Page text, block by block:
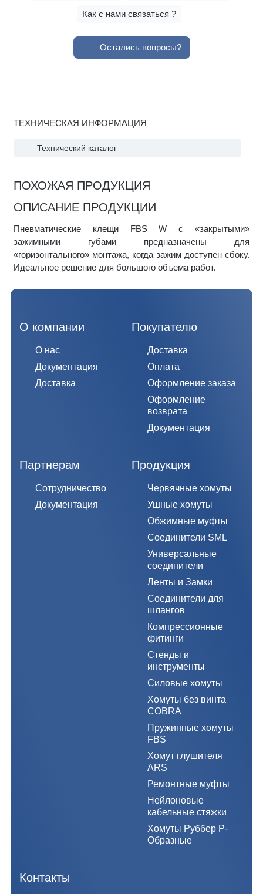
Как с нами связаться ?
Остались вопросы?
ТЕХНИЧЕСКАЯ ИНФОРМАЦИЯ
Технический каталог
ПОХОЖАЯ ПРОДУКЦИЯ
ОПИСАНИЕ ПРОДУКЦИИ
Пневматические клещи FBS W с «закрытыми»
зажимными губами предназначены для
«горизонтального» монтажа, когда зажим доступен сбоку.
Идеальное решение для большого объема работ.
О компании
О нас
Документация
Доставка
Покупателю
Доставка
Оплата
Оформление заказа
Оформление
возврата
Документация
Партнерам
Сотрудничество
Документация
Продукция
Червячные хомуты
Ушные хомуты
Обжимные муфты
Соединители SML
Универсальные
соединители
Ленты и Замки
Соединители для
шлангов
Компрессионные
фитинги
Стенды и
инструменты
Силовые хомуты
Хомуты без винта
COBRA
Пружинные хомуты
FBS
Хомут глушителя
ARS
Ремонтные муфты
Нейлоновые
кабельные стяжки
Хомуты Руббер Р-
Образные
Контакты